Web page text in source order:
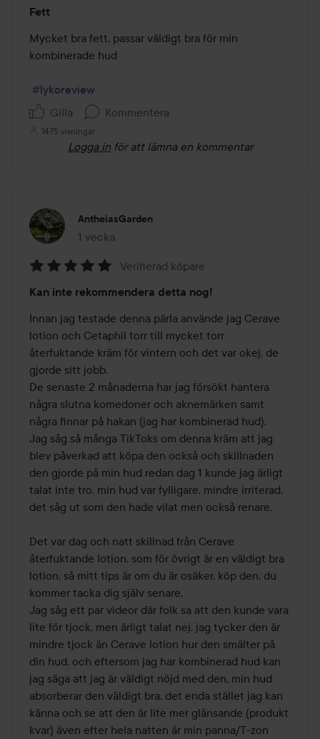
5
av
5
Fett
Mycket bra fett, passar väldigt bra för min
kombinerade hud
#lykoreview
Gilla
Kommentera
1475 visningar
Logga in för att lämna en kommentar
AntheiasGarden
1 vecka
Inlägget skapades 1 vecka
5
av
5
Verifierad köpare
Kan inte rekommendera detta nog!
Innan jag testade denna pärla använde jag Cerave
lotion och Cetaphil torr till mycket torr
återfuktande kräm för vintern och det var okej, de
gjorde sitt jobb.
De senaste 2 månaderna har jag försökt hantera
några slutna komedoner och aknemärken samt
några finnar på hakan (jag har kombinerad hud),
Jag såg så många TikToks om denna kräm att jag
blev påverkad att köpa den också och skillnaden
den gjorde på min hud redan dag 1 kunde jag ärligt
talat inte tro, min hud var fylligare, mindre irriterad,
det såg ut som den hade vilat men också renare.
Det var dag och natt skillnad från Cerave
återfuktande lotion, som för övrigt är en väldigt bra
lotion, så mitt tips är om du är osäker, köp den, du
kommer tacka dig själv senare.
Jag såg ett par videor där folk sa att den kunde vara
lite för tjock, men ärligt talat nej, jag tycker den är
mindre tjock än Cerave lotion hur den smälter på
din hud, och eftersom jag har kombinerad hud kan
jag säga att jag är väldigt nöjd med den, min hud
absorberar den väldigt bra, det enda stället jag kan
känna och se att den är lite mer glänsande (produkt
kvar) även efter hela natten är min panna/T-zon